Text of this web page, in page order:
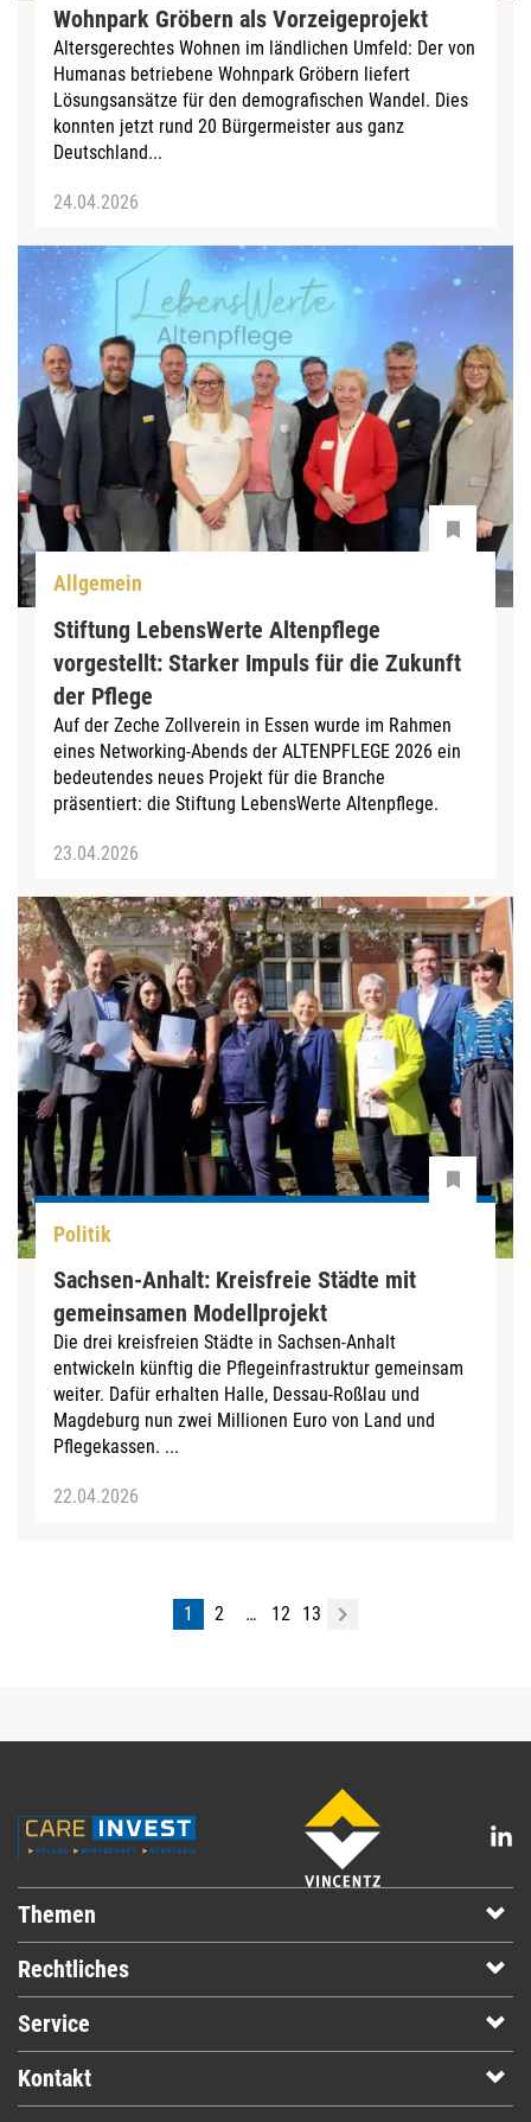
Wohnpark Gröbern als Vorzeigeprojekt
Altersgerechtes Wohnen im ländlichen Umfeld: Der von
Humanas betriebene Wohnpark Gröbern liefert
Lösungsansätze für den demografischen Wandel. Dies
konnten jetzt rund 20 Bürgermeister aus ganz
Deutschland...
24.04.2026
Allgemein
Stiftung LebensWerte Altenpflege
vorgestellt: Starker Impuls für die Zukunft
der Pflege
Auf der Zeche Zollverein in Essen wurde im Rahmen
eines Networking-Abends der ALTENPFLEGE 2026 ein
bedeutendes neues Projekt für die Branche
präsentiert: die Stiftung LebensWerte Altenpflege.
23.04.2026
Politik
Sachsen-Anhalt: Kreisfreie Städte mit
gemeinsamen Modellprojekt
Die drei kreisfreien Städte in Sachsen-Anhalt
entwickeln künftig die Pflegeinfrastruktur gemeinsam
weiter. Dafür erhalten Halle, Dessau-Roßlau und
Magdeburg nun zwei Millionen Euro von Land und
Pflegekassen. ...
22.04.2026
1 2 … 12 13
Themen
Rechtliches
Service
Kontakt